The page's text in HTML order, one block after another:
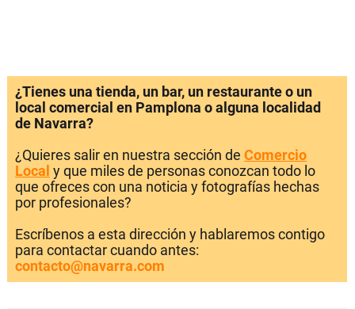
¿Tienes una tienda, un bar, un restaurante o un
local comercial en Pamplona o alguna localidad
de Navarra?
¿Quieres salir en nuestra sección de Comercio
Local y que miles de personas conozcan todo lo
que ofreces con una noticia y fotografías hechas
por profesionales?
Escríbenos a esta dirección y hablaremos contigo
para contactar cuando antes:
contacto@navarra.com